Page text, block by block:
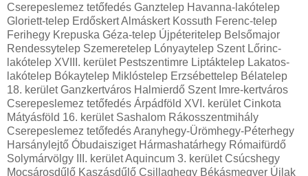
Cserepeslemez tetőfedés Ganztelep Havanna-lakótelep
Gloriett-telep Erdőskert Almáskert Kossuth Ferenc-telep
Ferihegy Krepuska Géza-telep Újpéteritelep Belsőmajor
Rendessytelep Szemeretelep Lónyaytelep Szent Lőrinc-
lakótelep XVIII. kerület Pestszentimre Liptáktelep Lakatos-
lakótelep Bókaytelep Miklóstelep Erzsébettelep Bélatelep
18. kerület Ganzkertváros Halmierdő Szent Imre-kertváros
Cserepeslemez tetőfedés Árpádföld XVI. kerület Cinkota
Mátyásföld 16. kerület Sashalom Rákosszentmihály
Cserepeslemez tetőfedés Aranyhegy-Ürömhegy-Péterhegy
Harsánylejtő Óbudaisziget Hármashatárhegy Rómaifürdő
Solymárvölgy III. kerület Aquincum 3. kerület Csúcshegy
Mocsárosdűlő Kaszásdűlő Csillaghegy Békásmegyer Újlak